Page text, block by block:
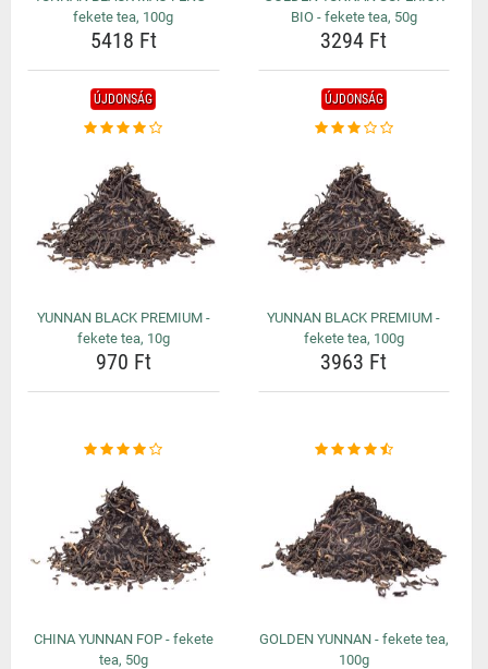
fekete tea, 100g
5418 Ft
BIO - fekete tea, 50g
3294 Ft
ÚJDONSÁG
YUNNAN BLACK PREMIUM -
fekete tea, 10g
970 Ft
ÚJDONSÁG
YUNNAN BLACK PREMIUM -
fekete tea, 100g
3963 Ft
CHINA YUNNAN FOP - fekete
tea, 50g
GOLDEN YUNNAN - fekete tea,
100g